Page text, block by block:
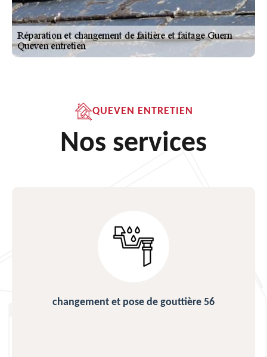
QUEVEN ENTRETIEN
Nos services
changement et pose de gouttière 56